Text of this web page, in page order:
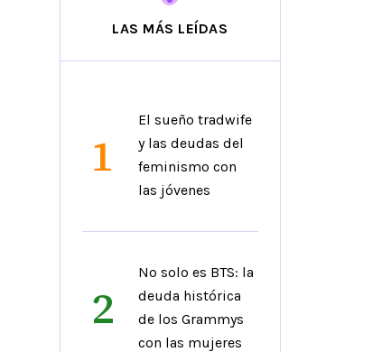
LAS MÁS LEÍDAS
1
El sueño tradwife
y las deudas del
feminismo con
las jóvenes
2
No solo es BTS: la
deuda histórica
de los Grammys
con las mujeres